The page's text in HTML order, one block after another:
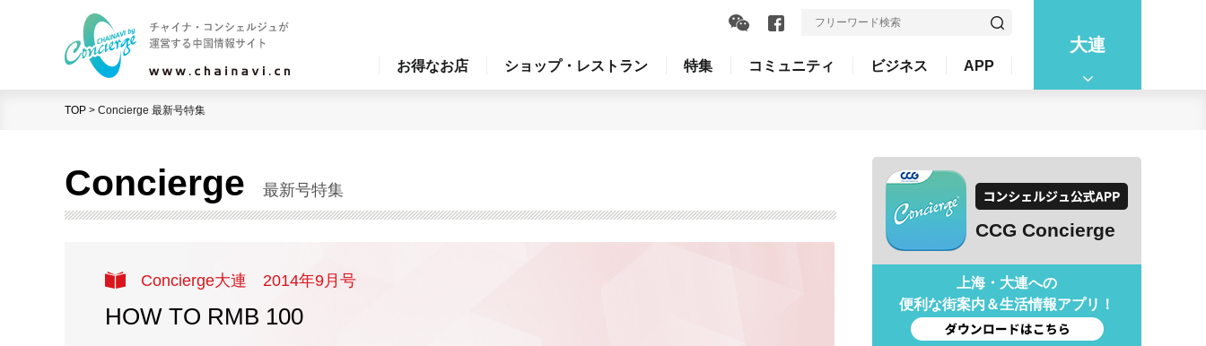
大連
お得なお店 ショップ・レストラン 特集 コミュニティ ビジネス APP
TOP > Concierge 最新号特集
Concierge 最新号特集
Concierge大連 2014年9月号
HOW TO RMB 100
CCG Concierge
上海・大連への
便利な街案内＆生活情報アプリ！